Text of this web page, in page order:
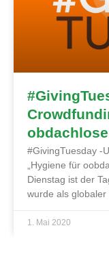
#GivingTuesday -
„Hygiene für
Dienstag ist der
wurde als globaler
1. Mai 2020